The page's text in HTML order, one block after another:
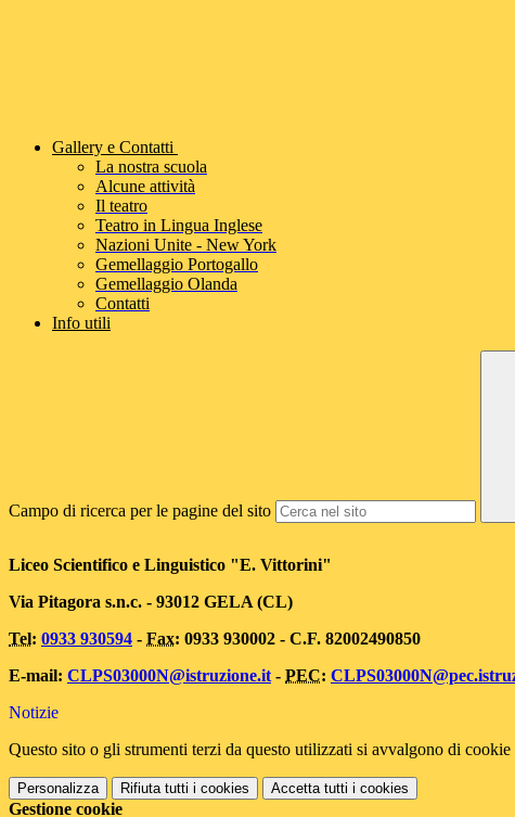
Gallery e Contatti
La nostra scuola
Alcune attività
Il teatro
Teatro in Lingua Inglese
Nazioni Unite - New York
Gemellaggio Portogallo
Gemellaggio Olanda
Contatti
Info utili
Campo di ricerca per le pagine del sito
Liceo Scientifico e Linguistico "E. Vittorini"
Via Pitagora s.n.c. - 93012 GELA (CL)
Tel: 0933 930594 - Fax: 0933 930002 - C.F. 82002490850
E-mail: CLPS03000N@istruzione.it - PEC:
Notizie
Questo sito o gli strumenti terzi da questo utilizzati si avvalgono di
Personalizza Rifiuta tutti i cookies Accetta tutti i cookies
Gestione cookie